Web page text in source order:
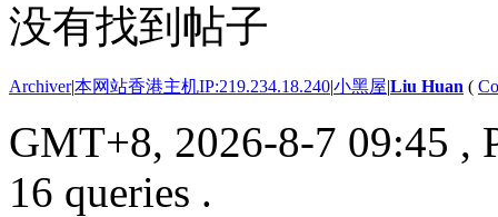
没有找到帖子
Archiver|本网站香港主机IP:219.234.18.240|小黑屋|Liu Huan (
GMT+8, 2026-8-7 09:45 ,
16 queries .